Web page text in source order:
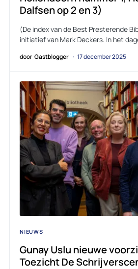
Dalfsen op 2 en 3)
(De index van de Best Presterende
initiatief van Mark Deckers. In het
door Gastblogger 17 december 2025
NIEUWS
Gunay Uslu nieuwe
Toezicht De